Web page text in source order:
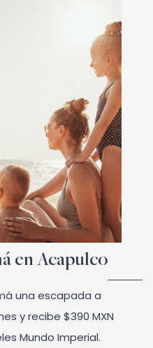
en Acapulco
una escapada a
y recibe $390 MXN
Mundo Imperial.